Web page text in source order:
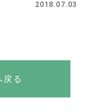
2018.07.03
戻る